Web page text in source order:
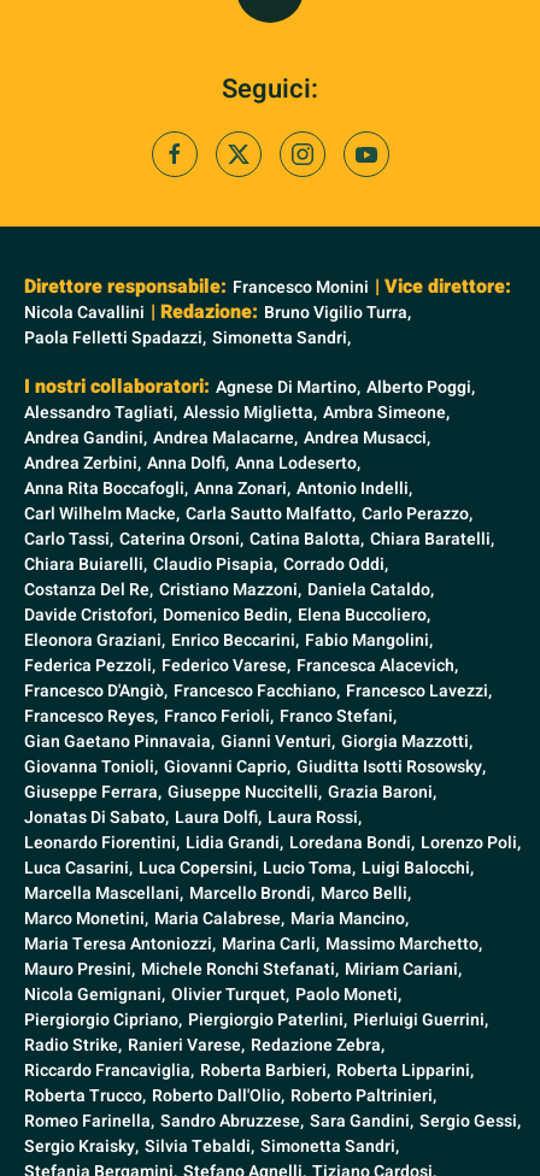
Seguici:
Direttore responsabile: Francesco Monini | Vice direttore:
Nicola Cavallini | Redazione: Bruno Vigilio Turra,
Paola Felletti Spadazzi, Simonetta Sandri,
I nostri collaboratori: Agnese Di Martino, Alberto Poggi,
Alessandro Tagliati, Alessio Miglietta, Ambra Simeone,
Andrea Gandini, Andrea Malacarne, Andrea Musacci,
Andrea Zerbini, Anna Dolfi, Anna Lodeserto,
Anna Rita Boccafogli, Anna Zonari, Antonio Indelli,
Carl Wilhelm Macke, Carla Sautto Malfatto, Carlo Perazzo,
Carlo Tassi, Caterina Orsoni, Catina Balotta, Chiara Baratelli,
Chiara Buiarelli, Claudio Pisapia, Corrado Oddi,
Costanza Del Re, Cristiano Mazzoni, Daniela Cataldo,
Davide Cristofori, Domenico Bedin, Elena Buccoliero,
Eleonora Graziani, Enrico Beccarini, Fabio Mangolini,
Federica Pezzoli, Federico Varese, Francesca Alacevich,
Francesco D'Angiò, Francesco Facchiano, Francesco Lavezzi,
Francesco Reyes, Franco Ferioli, Franco Stefani,
Gian Gaetano Pinnavaia, Gianni Venturi, Giorgia Mazzotti,
Giovanna Tonioli, Giovanni Caprio, Giuditta Isotti Rosowsky,
Giuseppe Ferrara, Giuseppe Nuccitelli, Grazia Baroni,
Jonatas Di Sabato, Laura Dolfi, Laura Rossi,
Leonardo Fiorentini, Lidia Grandi, Loredana Bondi, Lorenzo Poli,
Luca Casarini, Luca Copersini, Lucio Toma, Luigi Balocchi,
Marcella Mascellani, Marcello Brondi, Marco Belli,
Marco Monetini, Maria Calabrese, Maria Mancino,
Maria Teresa Antoniozzi, Marina Carli, Massimo Marchetto,
Mauro Presini, Michele Ronchi Stefanati, Miriam Cariani,
Nicola Gemignani, Olivier Turquet, Paolo Moneti,
Piergiorgio Cipriano, Piergiorgio Paterlini, Pierluigi Guerrini,
Radio Strike, Ranieri Varese, Redazione Zebra,
Riccardo Francaviglia, Roberta Barbieri, Roberta Lipparini,
Roberta Trucco, Roberto Dall'Olio, Roberto Paltrinieri,
Romeo Farinella, Sandro Abruzzese, Sara Gandini, Sergio Gessi,
Sergio Kraisky, Silvia Tebaldi, Simonetta Sandri,